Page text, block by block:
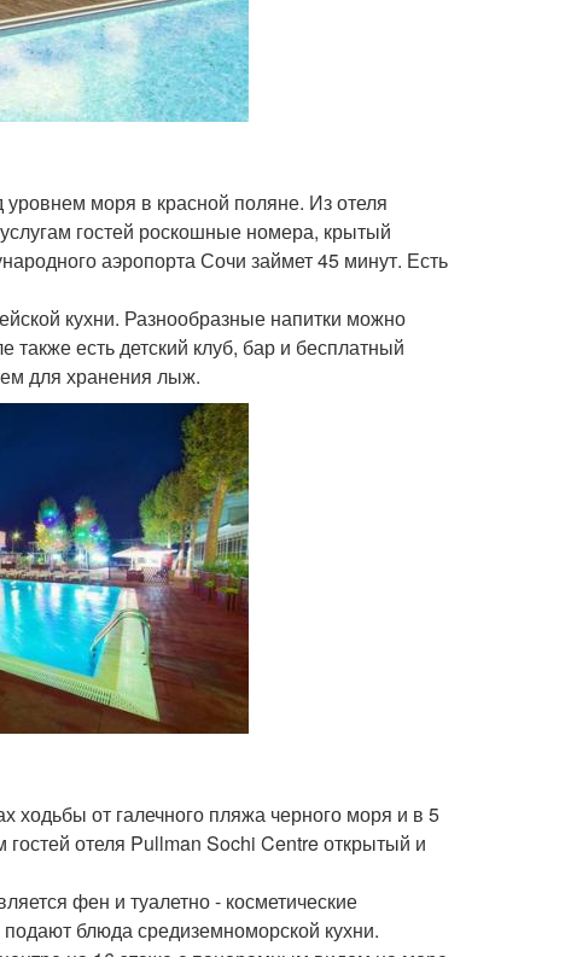
моря в красной поляне. Из отеля
гостей роскошные номера, крытый
аэропорта Сочи займет 45 минут. Есть
кухни. Разнообразные напитки можно
также есть детский клуб, бар и бесплатный
для хранения лыж.
ходьбы от галечного пляжа черного моря и в 5
отеля Pullman Sochi Centre открытый и
фен и туалетно - косметические
блюда средиземноморской кухни.